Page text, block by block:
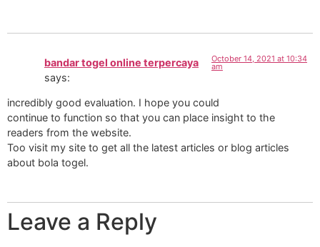
bandar togel online terpercaya
says:
October 14, 2021 at 10:34
am
incredibly good evaluation. I hope you could
continue to function so that you can place insight to the
readers from the website.
Too visit my site to get all the latest articles or blog articles
about bola togel.
Leave a Reply